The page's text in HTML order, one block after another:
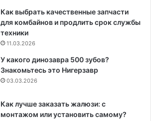
Как выбрать качественные запчасти
для комбайнов и продлить срок службы
техники
11.03.2026
У какого динозавра 500 зубов?
Знакомьтесь это Нигерзавр
03.03.2026
Как лучше заказать жалюзи: с
монтажом или установить самому?